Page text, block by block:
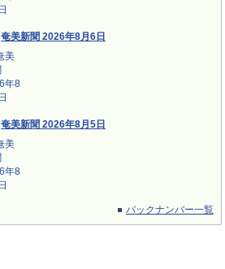
奄美新聞 2026年8月6日
奄美新聞 2026年8月5日
バックナンバー一覧